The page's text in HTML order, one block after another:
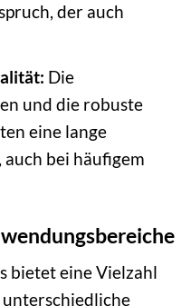
der auch
Die
und die robuste
eine lange
auch bei häufigem
bietet eine Vielzahl